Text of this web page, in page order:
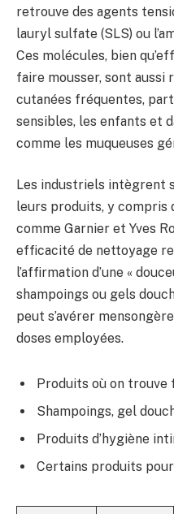
retrouve des agents
lauryl sulfate (SLS) ou
Ces molécules, bien
faire mousser, sont aussi
cutanées fréquentes,
sensibles, les enfants et
comme les muqueuses
Les industriels intègrent
leurs produits, y compris
comme Garnier et Yves
efficacité de nettoyage
l’affirmation d’une «
shampoings ou gels
peut s’avérer
doses employées.
Produits où on trouve
Shampoings, gel
Produits d’hygiène
Certains produits